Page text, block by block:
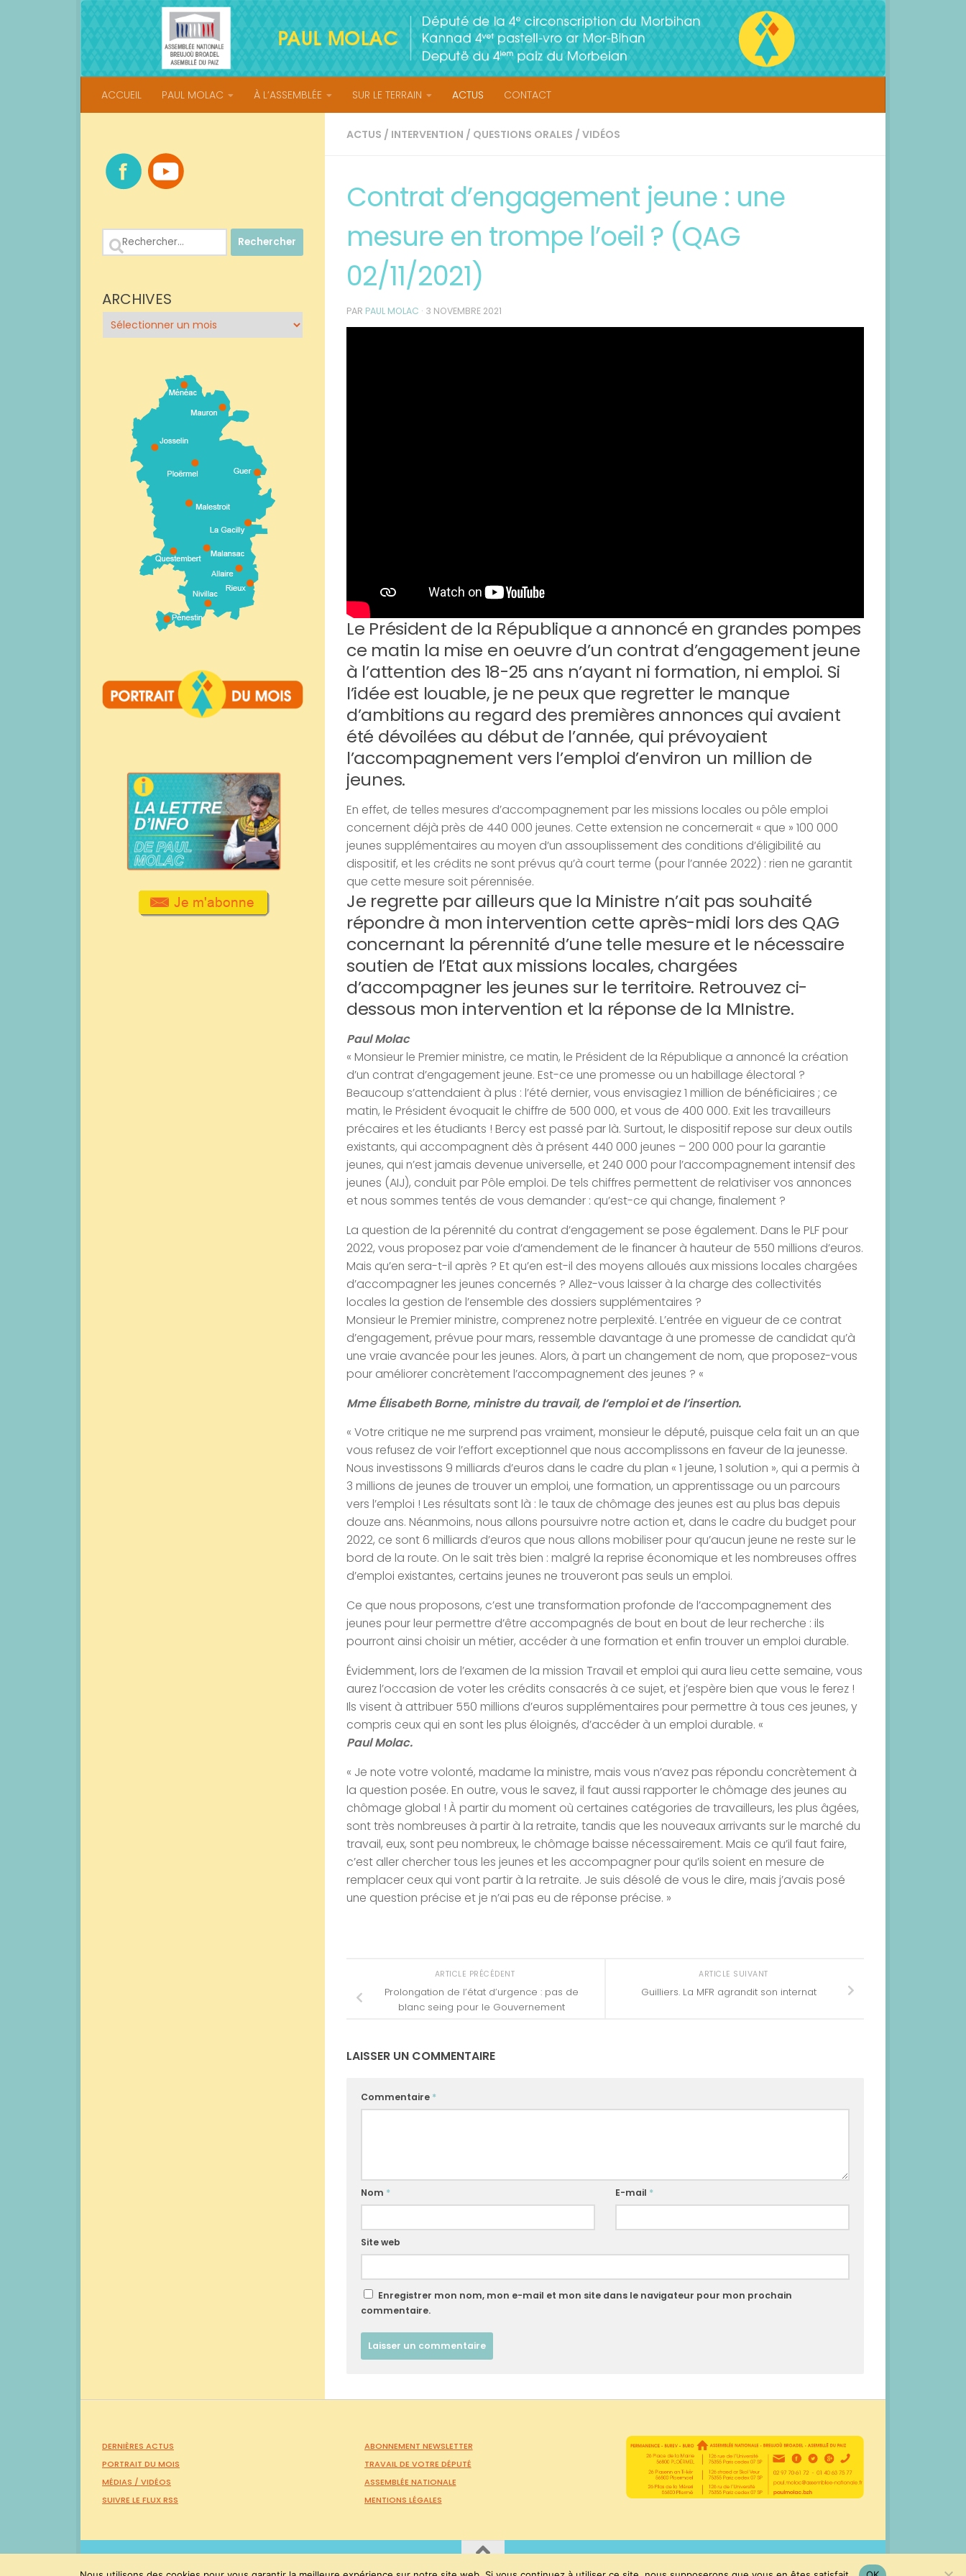
Skip to content
ACCUEIL PAUL MOLAC À L’ASSEMBLÉE SUR LE TERRAIN ACTUS CONTACT
ACTUS / INTERVENTION / QUESTIONS ORALES / VIDÉOS
Contrat d’engagement jeune : une
mesure en trompe l’oeil ? (QAG
02/11/2021)
PAR PAUL MOLAC · 3 NOVEMBRE 2021
Le Président de la République a annoncé en grandes pompes
ce matin la mise en oeuvre d’un contrat d’engagement jeune
à l’attention des 18-25 ans n’ayant ni formation, ni emploi. Si
l’idée est louable, je ne peux que regretter le manque
d’ambitions au regard des premières annonces qui avaient
été dévoilées au début de l’année, qui prévoyaient
l’accompagnement vers l’emploi d’environ un million de
jeunes.
En effet, de telles mesures d’accompagnement par les missions locales ou pôle emploi
concernent déjà près de 440 000 jeunes. Cette extension ne concernerait « que » 100 000
jeunes supplémentaires au moyen d’un assouplissement des conditions d’éligibilité au
dispositif, et les crédits ne sont prévus qu’à court terme (pour l’année 2022) : rien ne garantit
que cette mesure soit pérennisée.
Je regrette par ailleurs que la Ministre n’ait pas souhaité
répondre à mon intervention cette après-midi lors des QAG
concernant la pérennité d’une telle mesure et le nécessaire
soutien de l’Etat aux missions locales, chargées
d’accompagner les jeunes sur le territoire. Retrouvez ci-
dessous mon intervention et la réponse de la MInistre.
Paul Molac
« Monsieur le Premier ministre, ce matin, le Président de la République a annoncé la création
d’un contrat d’engagement jeune. Est-ce une promesse ou un habillage électoral ?
Beaucoup s’attendaient à plus : l’été dernier, vous envisagiez 1 million de bénéficiaires ; ce
matin, le Président évoquait le chiffre de 500 000, et vous de 400 000. Exit les travailleurs
précaires et les étudiants ! Bercy est passé par là. Surtout, le dispositif repose sur deux outils
existants, qui accompagnent dès à présent 440 000 jeunes – 200 000 pour la garantie
jeunes, qui n’est jamais devenue universelle, et 240 000 pour l’accompagnement intensif des
jeunes (AIJ), conduit par Pôle emploi. De tels chiffres permettent de relativiser vos annonces
et nous sommes tentés de vous demander : qu’est-ce qui change, finalement ?
La question de la pérennité du contrat d’engagement se pose également. Dans le PLF pour
2022, vous proposez par voie d’amendement de le financer à hauteur de 550 millions d’euros.
Mais qu’en sera-t-il après ? Et qu’en est-il des moyens alloués aux missions locales chargées
d’accompagner les jeunes concernés ? Allez-vous laisser à la charge des collectivités
locales la gestion de l’ensemble des dossiers supplémentaires ?
Monsieur le Premier ministre, comprenez notre perplexité. L’entrée en vigueur de ce contrat
d’engagement, prévue pour mars, ressemble davantage à une promesse de candidat qu’à
une vraie avancée pour les jeunes. Alors, à part un changement de nom, que proposez-vous
pour améliorer concrètement l’accompagnement des jeunes ? «
Mme Élisabeth Borne, ministre du travail, de l’emploi et de l’insertion.
« Votre critique ne me surprend pas vraiment, monsieur le député, puisque cela fait un an que
vous refusez de voir l’effort exceptionnel que nous accomplissons en faveur de la jeunesse.
Nous investissons 9 milliards d’euros dans le cadre du plan « 1 jeune, 1 solution », qui a permis à
3 millions de jeunes de trouver un emploi, une formation, un apprentissage ou un parcours
vers l’emploi ! Les résultats sont là : le taux de chômage des jeunes est au plus bas depuis
douze ans. Néanmoins, nous allons poursuivre notre action et, dans le cadre du budget pour
2022, ce sont 6 milliards d’euros que nous allons mobiliser pour qu’aucun jeune ne reste sur le
bord de la route. On le sait très bien : malgré la reprise économique et les nombreuses offres
d’emploi existantes, certains jeunes ne trouveront pas seuls un emploi.
Ce que nous proposons, c’est une transformation profonde de l’accompagnement des
jeunes pour leur permettre d’être accompagnés de bout en bout de leur recherche : ils
pourront ainsi choisir un métier, accéder à une formation et enfin trouver un emploi durable.
Évidemment, lors de l’examen de la mission Travail et emploi qui aura lieu cette semaine, vous
aurez l’occasion de voter les crédits consacrés à ce sujet, et j’espère bien que vous le ferez !
Ils visent à attribuer 550 millions d’euros supplémentaires pour permettre à tous ces jeunes, y
compris ceux qui en sont les plus éloignés, d’accéder à un emploi durable. «
Paul Molac.
« Je note votre volonté, madame la ministre, mais vous n’avez pas répondu concrètement à
la question posée. En outre, vous le savez, il faut aussi rapporter le chômage des jeunes au
chômage global ! À partir du moment où certaines catégories de travailleurs, les plus âgées,
sont très nombreuses à partir à la retraite, tandis que les nouveaux arrivants sur le marché du
travail, eux, sont peu nombreux, le chômage baisse nécessairement. Mais ce qu’il faut faire,
c’est aller chercher tous les jeunes et les accompagner pour qu’ils soient en mesure de
remplacer ceux qui vont partir à la retraite. Je suis désolé de vous le dire, mais j’avais posé
une question précise et je n’ai pas eu de réponse précise. »
ARTICLE SUIVANT
Guilliers. La MFR agrandit son internat
ARTICLE PRÉCÉDENT
Prolongation de l’état d’urgence : pas de
blanc seing pour le Gouvernement
LAISSER UN COMMENTAIRE
Commentaire *
Nom * E-mail *
Site web
Enregistrer mon nom, mon e-mail et mon site dans le navigateur pour mon prochain
commentaire.
Rechercher :
ARCHIVES
Archives
DERNIÈRES ACTUS
PORTRAIT DU MOIS
MÉDIAS / VIDÉOS
SUIVRE LE FLUX RSS
ABONNEMENT NEWSLETTER
TRAVAIL DE VOTRE DÉPUTÉ
ASSEMBLÉE NATIONALE
MENTIONS LÉGALES
PaulMolac © Tous droits réservés 2015-2026